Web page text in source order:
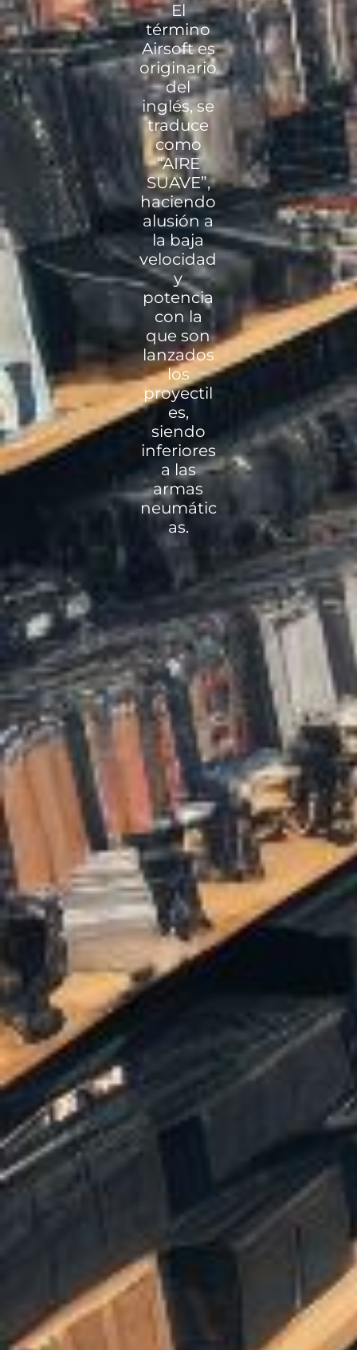
El
término
Airsoft es
originario
del
inglés, se
traduce
como
“AIRE
SUAVE”,
haciendo
alusión a
la baja
velocidad
y
potencia
con la
que son
lanzados
los
proyectil
es,
siendo
inferiores
a las
armas
neumátic
as.